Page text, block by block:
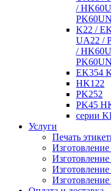
/
K22 /
UA22 /
/
EK354
HK122
PK252
PK45
серии
Услуги
Печать
Изготовление
Изготовление